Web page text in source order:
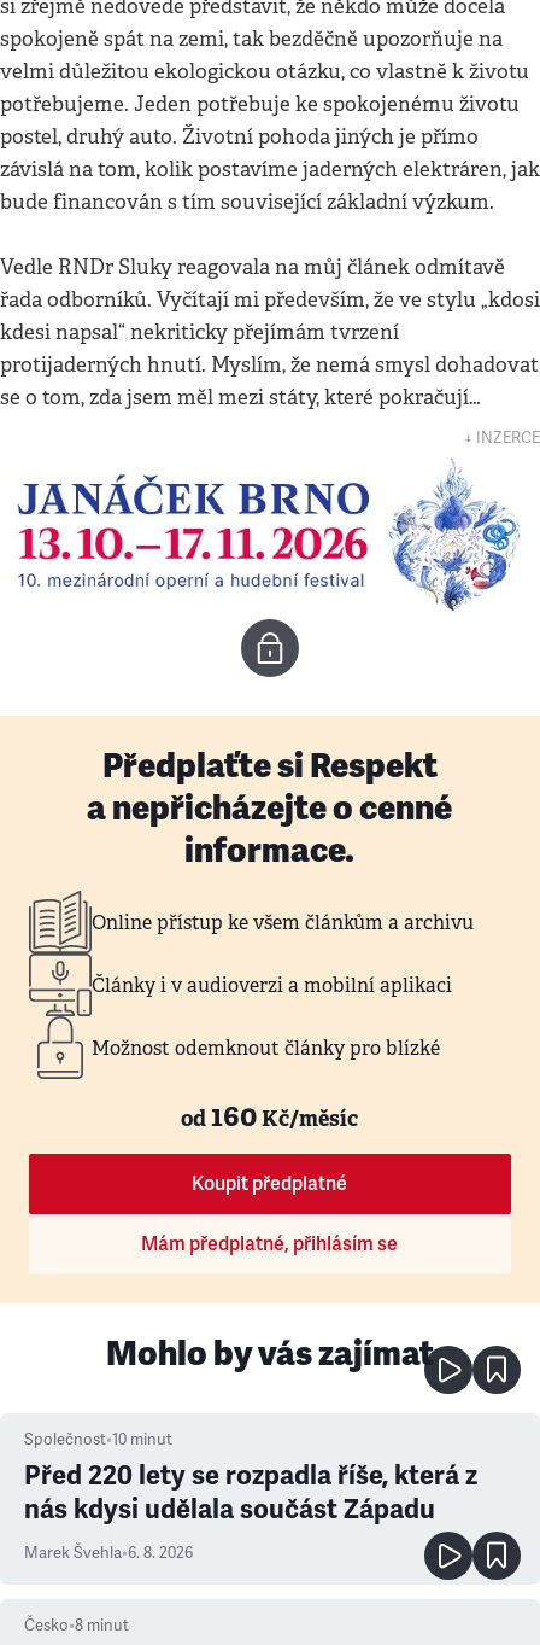
si zřejmě nedovede představit, že někdo může docela
spokojeně spát na zemi, tak bezděčně upozorňuje na
velmi důležitou ekologickou otázku, co vlastně k životu
potřebujeme. Jeden potřebuje ke spokojenému životu
postel, druhý auto. Životní pohoda jiných je přímo
závislá na tom, kolik postavíme jaderných elektráren, jak
bude financován s tím související základní výzkum.
Vedle RNDr Sluky reagovala na můj článek odmítavě
řada odborníků. Vyčítají mi především, že ve stylu „kdosi
kdesi napsal“ nekriticky přejímám tvrzení
protijaderných hnutí. Myslím, že nemá smysl dohadovat
se o tom, zda jsem měl mezi státy, které pokračují…
↓ INZERCE
Předplaťte si Respekt
a nepřicházejte o cenné
informace.
Online přístup ke všem článkům a archivu
Články i v audioverzi a mobilní aplikaci
Možnost odemknout články pro blízké
od160Kč/měsíc
Koupit předplatné
Mám předplatné, přihlásím se
Mohlo by vás zajímat
Společnost•10 minut
Před 220 lety se rozpadla říše, která z
nás kdysi udělala součást Západu
Marek Švehla•6. 8. 2026
Česko•8 minut